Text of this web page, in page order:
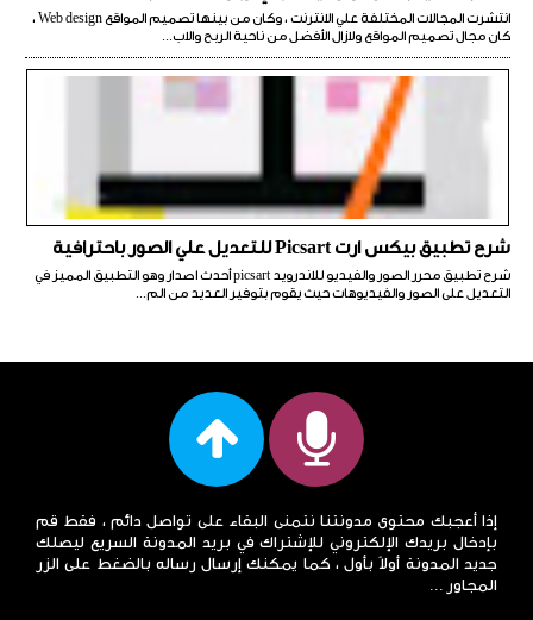
انتشرت المجالات المختلفة علي الانترنت ، وكان من بينها تصميم المواقع Web design ،
كان مجال تصميم المواقع ولازال الأفضل من ناحية الربح والاب...
شرح تطبيق بيكس ارت Picsart للتعديل علي الصور باحترافية
شرح تطبيق محرر الصور والفيديو للاندرويد picsart أحدث اصدار وهو التطبيق المميز في
التعديل على الصور والفيديوهات حيث يقوم بتوفير العديد من الم...
إذا أعجبك محتوى مدونتنا نتمنى البقاء على تواصل دائم ، فقط قم
بإدخال بريدك الإلكتروني للإشتراك في بريد المدونة السريع ليصلك
جديد المدونة أولاً بأول ، كما يمكنك إرسال رساله بالضغط على الزر
المجاور ...